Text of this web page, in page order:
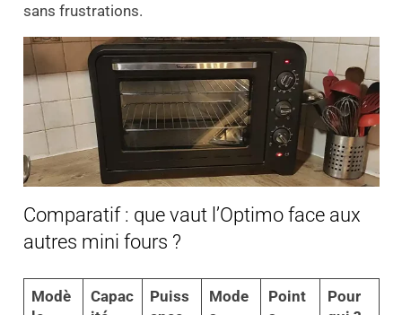
sans frustrations.
Comparatif : que vaut l’Optimo face aux
autres mini fours ?
Modè
Capac
Puiss
Mode
Point
Pour